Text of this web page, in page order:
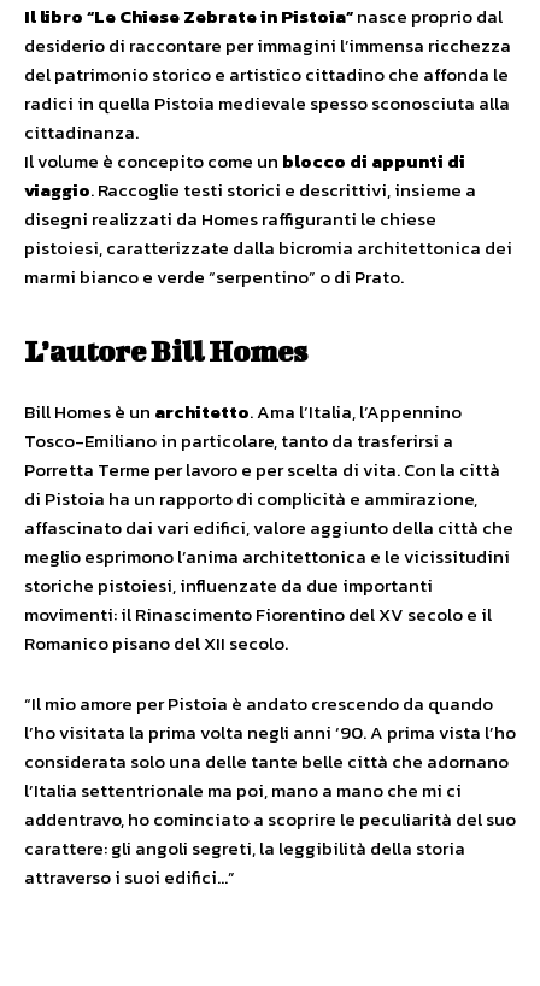
Il libro “Le Chiese Zebrate in Pistoia”nasce proprio dal
desiderio di raccontare per immagini l’immensa ricchezza
del patrimonio storico e artistico cittadino che affonda le
radici in quella Pistoia medievale spesso sconosciuta alla
cittadinanza.
Il volume è concepito come un blocco di appunti di
viaggio. Raccoglie testi storici e descrittivi, insieme a
disegni realizzati da Homes raffiguranti le chiese
pistoiesi, caratterizzate dalla bicromia architettonica dei
marmi bianco e verde “serpentino” o di Prato.
L’autore Bill Homes
Bill Homes è un architetto. Ama l’Italia, l’Appennino
Tosco-Emiliano in particolare, tanto da trasferirsi a
Porretta Terme per lavoro e per scelta di vita. Con la città
di Pistoia ha un rapporto di complicità e ammirazione,
affascinato dai vari edifici, valore aggiunto della città che
meglio esprimono l’anima architettonica e le vicissitudini
storiche pistoiesi, influenzate da due importanti
movimenti: il Rinascimento Fiorentino del XV secolo e il
Romanico pisano del XII secolo.
“Il mio amore per Pistoia è andato crescendo da quando
l’ho visitata la prima volta negli anni ‘90. A prima vista l’ho
considerata solo una delle tante belle città che adornano
l’Italia settentrionale ma poi, mano a mano che mi ci
addentravo, ho cominciato a scoprire le peculiarità del suo
carattere: gli angoli segreti, la leggibilità della storia
attraverso i suoi edifici…”